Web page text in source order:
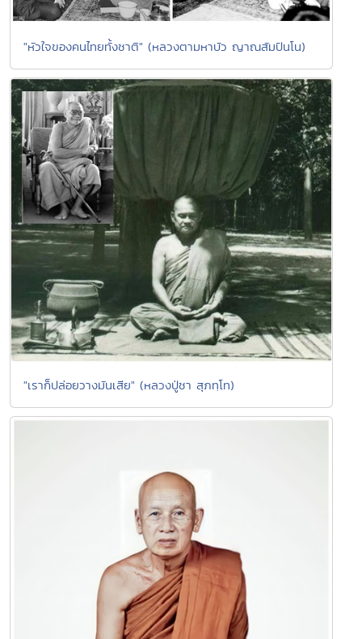
"หัวใจของคนไทยทั้งชาติ" (หลวงตามหาบัว ญาณสัมปันโน)
"เราก็ปล่อยวางมันเสีย" (หลวงปู่ชา สุภทฺโท)